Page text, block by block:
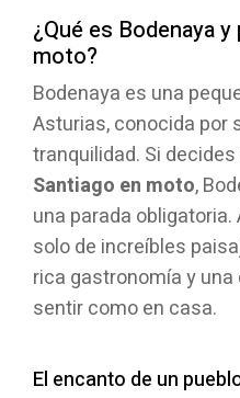
¿Qué es Bodenaya
moto?
Bodenaya es una
Asturias, conocida por
tranquilidad. Si
Santiago en moto,
una parada
solo de increíbles
rica gastronomía y
sentir como en casa.
El encanto de un